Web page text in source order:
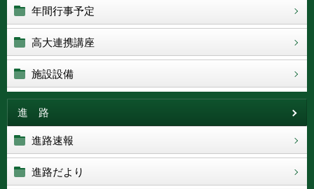
年間行事予定
高大連携講座
施設設備
進 路
進路速報
進路だより